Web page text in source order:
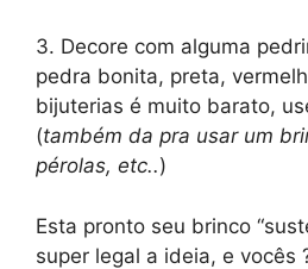
3. Decore com alguma
pedra bonita, preta,
bijuterias é muito barato,
(também da pra usar um
pérolas, etc..)
Esta pronto seu brinco
super legal a ideia, e vocês